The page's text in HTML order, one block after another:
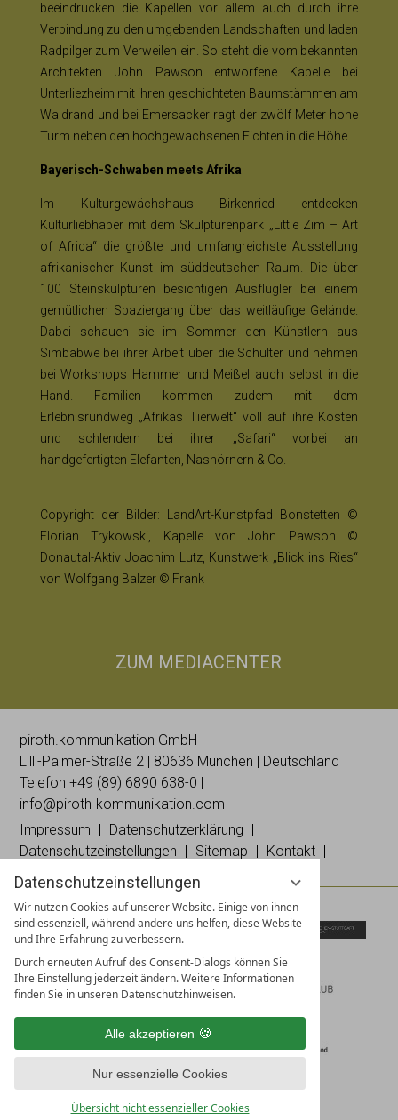
Datenschutzeinstellungen
Wir nutzen Cookies auf unserer Website. Einige von ihnen
sind essenziell, während andere uns helfen, diese Website
und Ihre Erfahrung zu verbessern.
Durch erneuten Aufruf des Consent-Dialogs können Sie
Ihre Einstellung jederzeit ändern. Weitere Informationen
finden Sie in unseren Datenschutzhinweisen.
Alle akzeptieren
Nur essenzielle Cookies
Übersicht nicht essenzieller Cookies
beeindrucken die Kapellen vor allem auch durch ihre
Verbindung zu den umgebenden Landschaften und laden
Radpilger zum Verweilen ein. So steht die vom bekannten
Architekten John Pawson entworfene Kapelle bei
Unterliezheim mit ihren geschichteten Baumstämmen am
Waldrand und bei Emersacker ragt der zwölf Meter hohe
Turm neben den hochgewachsenen Fichten in die Höhe.
Bayerisch-Schwaben meets Afrika
Im Kulturgewächshaus Birkenried entdecken
Kulturliebhaber mit dem Skulpturenpark „Little Zim – Art
of Africa“ die größte und umfangreichste Ausstellung
afrikanischer Kunst im süddeutschen Raum. Die über
100 Steinskulpturen besichtigen Ausflügler bei einem
gemütlichen Spaziergang über das weitläufige Gelände.
Dabei schauen sie im Sommer den Künstlern aus
Simbabwe bei ihrer Arbeit über die Schulter und nehmen
bei Workshops Hammer und Meißel auch selbst in die
Hand. Familien kommen zudem mit dem
Erlebnisrundweg „Afrikas Tierwelt“ voll auf ihre Kosten
und schlendern bei ihrer „Safari“ vorbei an
handgefertigten Elefanten, Nashörnern & Co.
Copyright der Bilder: LandArt-Kunstpfad Bonstetten ©
Florian Trykowski, Kapelle von John Pawson ©
Donautal-Aktiv Joachim Lutz, Kunstwerk „Blick ins Ries“
von Wolfgang Balzer © Frank
ZUM MEDIACENTER
piroth.kommunikation GmbH
Lilli-Palmer-Straße 2 | 80636 München | Deutschland
Telefon +49 (89) 6890 638-0 |
info@piroth-kommunikation.com
Impressum
Datenschutzerklärung
Datenschutzeinstellungen
Sitemap Kontakt